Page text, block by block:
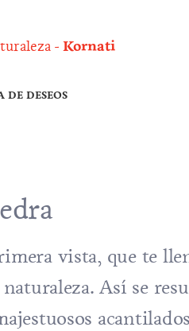
Kornati
DESEOS
vista, que te
Así se